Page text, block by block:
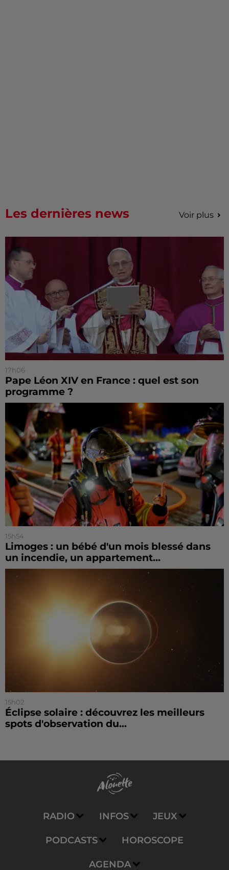
Les dernières news Voir plus
17h06
Pape Léon XIV en France : quel est son
programme ?
15h54
Limoges : un bébé d'un mois blessé dans
un incendie, un appartement...
15h02
Éclipse solaire : découvrez les meilleurs
spots d'observation du...
RADIO INFOS JEUX
PODCASTS HOROSCOPE
AGENDA